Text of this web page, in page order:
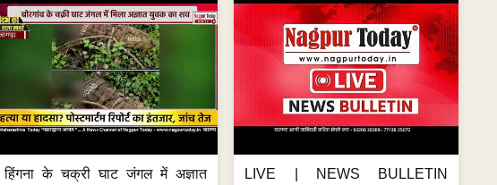
हिंगना के चक्री घाट जंगल में अज्ञात
LIVE | NEWS BULLETIN